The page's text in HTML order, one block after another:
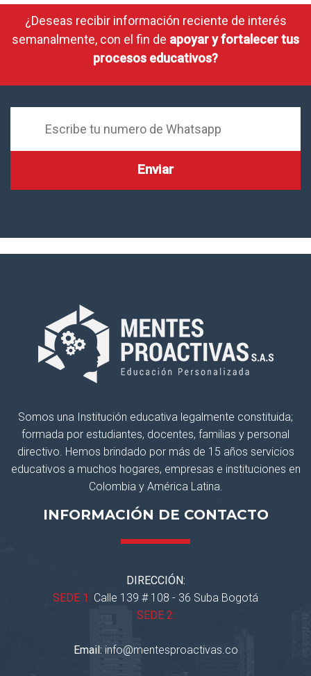
¿Deseas recibir información reciente de interés
semanalmente, con el fin de apoyar y fortalecer tus
procesos educativos?
Somos una Institución educativa legalmente constituida;
formada por estudiantes, docentes, familias y personal
directivo. Hemos brindado por más de 15 años servicios
educativos a muchos hogares, empresas e instituciones en
Colombia y América Latina.
INFORMACIÓN DE CONTACTO
DIRECCIÓN:
SEDE 1: Calle 139 # 108 - 36 Suba Bogotá
SEDE 2:
Email: info@mentesproactivas.co